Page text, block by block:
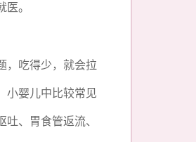
。
，吃得少，就会拉
小婴儿中比较常见
、胃食管返流、